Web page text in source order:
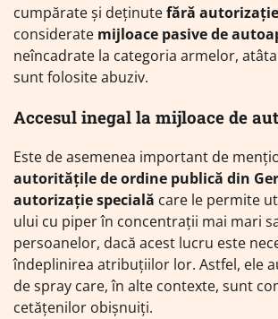
cumpărate și deținutefără autorizație
considerate mijloace pasive de
neîncadrate la categoria armelor,
sunt folosite abuziv.
Accesul inegal la mijloace de
Este de asemenea important de
autoritățile de ordine publică din
autorizație specială care le permite
ului cu piper în concentrații mai mari
persoanelor, dacă acest lucru este
îndeplinirea atribuțiilor lor. Astfel, ele
de spray care, în alte contexte, sunt
cetățenilor obișnuiți.